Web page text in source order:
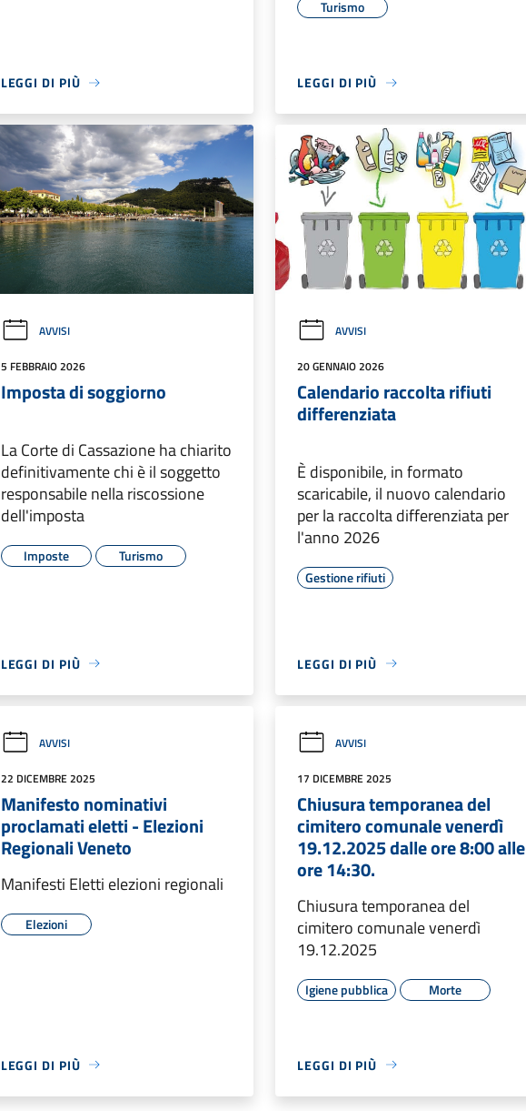
LEGGI DI PIÙ
Turismo
LEGGI DI PIÙ
AVVISI
5 FEBBRAIO 2026
Imposta di soggiorno
La Corte di Cassazione ha chiarito
definitivamente chi è il soggetto
responsabile nella riscossione
dell'imposta
Imposte Turismo
LEGGI DI PIÙ
AVVISI
20 GENNAIO 2026
Calendario raccolta rifiuti
differenziata
È disponibile, in formato
scaricabile, il nuovo calendario
per la raccolta differenziata per
l'anno 2026
Gestione rifiuti
LEGGI DI PIÙ
AVVISI
22 DICEMBRE 2025
Manifesto nominativi
proclamati eletti - Elezioni
Regionali Veneto
Manifesti Eletti elezioni regionali
Elezioni
LEGGI DI PIÙ
AVVISI
17 DICEMBRE 2025
Chiusura temporanea del
cimitero comunale venerdì
19.12.2025 dalle ore 8:00 alle
ore 14:30.
Chiusura temporanea del
cimitero comunale venerdì
19.12.2025
Igiene pubblica Morte
LEGGI DI PIÙ